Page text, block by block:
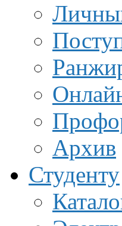
Архив
Студенту